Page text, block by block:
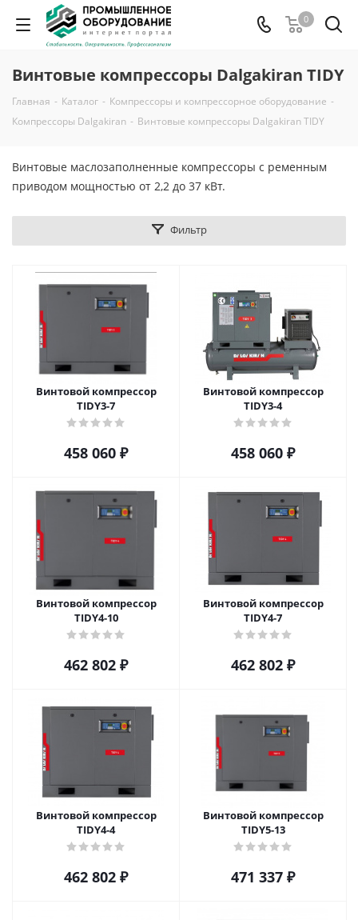
0
Винтовые компрессоры Dalgakiran TIDY
Главная - Каталог - Компрессоры и компрессорное оборудование -
Компрессоры Dalgakiran - Винтовые компрессоры Dalgakiran TIDY
Винтовые маслозаполненные компрессоры с ременным
приводом мощностью от 2,2 до 37 кВт.
Фильтр
Винтовой компрессор
TIDY3-7
458 060 ₽
Винтовой компрессор
TIDY3-4
458 060 ₽
Винтовой компрессор
TIDY4-10
462 802 ₽
Винтовой компрессор
TIDY4-7
462 802 ₽
Винтовой компрессор
TIDY4-4
462 802 ₽
Винтовой компрессор
TIDY5-13
471 337 ₽